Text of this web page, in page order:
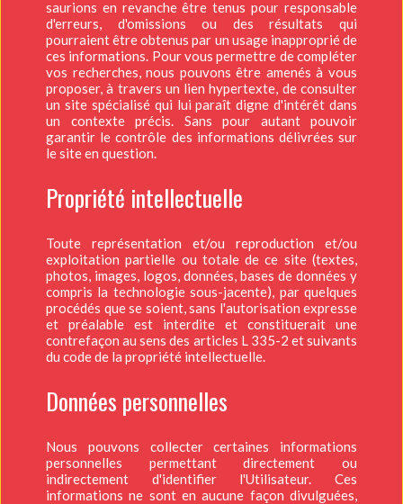
saurions en revanche être tenus pour responsable
d'erreurs, d'omissions ou des résultats qui
pourraient être obtenus par un usage inapproprié de
ces informations. Pour vous permettre de compléter
vos recherches, nous pouvons être amenés à vous
proposer, à travers un lien hypertexte, de consulter
un site spécialisé qui lui paraît digne d'intérêt dans
un contexte précis. Sans pour autant pouvoir
garantir le contrôle des informations délivrées sur
le site en question.
Propriété intellectuelle
Toute représentation et/ou reproduction et/ou
exploitation partielle ou totale de ce site (textes,
photos, images, logos, données, bases de données y
compris la technologie sous-jacente), par quelques
procédés que se soient, sans l'autorisation expresse
et préalable est interdite et constituerait une
contrefaçon au sens des articles L 335-2 et suivants
du code de la propriété intellectuelle.
Données personnelles
Nous pouvons collecter certaines informations
personnelles permettant directement ou
indirectement d'identifier l'Utilisateur. Ces
informations ne sont en aucune façon divulguées,